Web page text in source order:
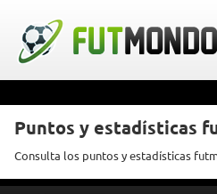
Puntos y estadísticas
Consulta los puntos y estadísticas